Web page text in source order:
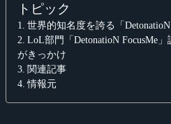
トピック
世界的知名度を誇る「
LoL部門「DetonatioN FocusMe
がきっかけ
関連記事
情報元